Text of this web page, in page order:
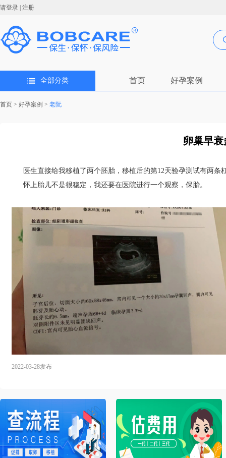
请登录 | 注册
全部分类 首页 好孕案例
首页 > 好孕案例 > 老阮
卵巢早衰
医生直接给我移植了两个胚胎，移植后的第12天验孕测试有两
怀上胎儿不是很稳定，我还要在医院进行一个观察，保胎。
2022-03-28发布